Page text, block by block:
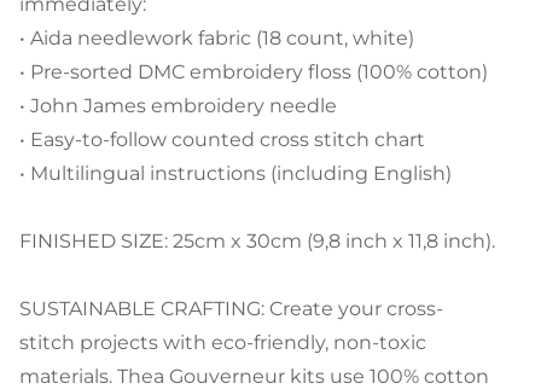
• Aida needlework fabric (18 count, white)
• Pre-sorted DMC embroidery floss (100% cotton)
• John James embroidery needle
• Easy-to-follow counted cross stitch chart
• Multilingual instructions (including English)
FINISHED SIZE: 25cm x 30cm (9,8 inch x 11,8 inch).
SUSTAINABLE CRAFTING: Create your cross-
stitch projects with eco-friendly, non-toxic
materials. Thea Gouverneur kits use 100% cotton